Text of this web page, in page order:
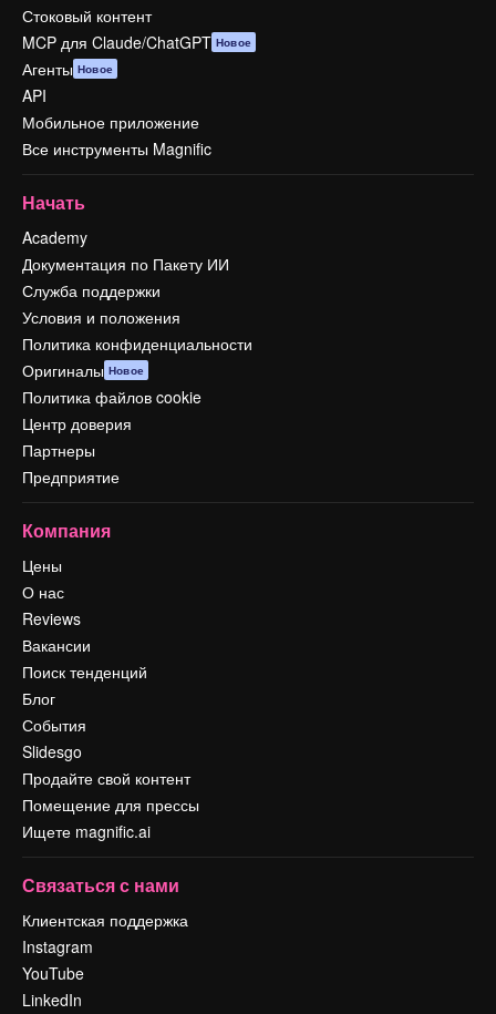
Стоковый контент
MCP для Claude/ChatGPT Новое
Агенты Новое
API
Мобильное приложение
Все инструменты Magnific
Начать
Academy
Документация по Пакету ИИ
Служба поддержки
Условия и положения
Политика конфиденциальности
Оригиналы Новое
Политика файлов cookie
Центр доверия
Партнеры
Предприятие
Компания
Цены
О нас
Reviews
Вакансии
Поиск тенденций
Блог
События
Slidesgo
Продайте свой контент
Помещение для прессы
Ищете magnific.ai
Связаться с нами
Клиентская поддержка
Instagram
YouTube
LinkedIn